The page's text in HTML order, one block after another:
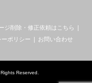
ジ削除・修正依頼はこちら
ポリシー お問い合わせ
Reserved.